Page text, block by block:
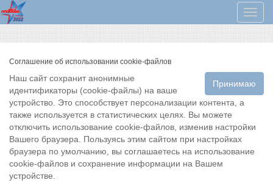
Меню
Соглашение об использовании cookie-файлов
Принимаю
Наш сайт сохранит анонимные
идентификаторы (cookie-файлы) на ваше
устройство. Это способствует персонализации контента, а
также используется в статистических целях. Вы можете
отключить использование cookie-файлов, изменив настройки
Вашего браузера. Пользуясь этим сайтом при настройках
браузера по умолчанию, вы соглашаетесь на использование
cookie-файлов и сохранение информации на Вашем
устройстве.